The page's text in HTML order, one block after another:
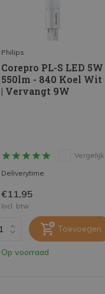
Philips
Corepro PL-S LED 5W
550lm - 840 Koel Wit
| Vervangt 9W
Vergelijk
Deliverytime
€11,95
Incl. btw
Toevoegen
Op voorraad